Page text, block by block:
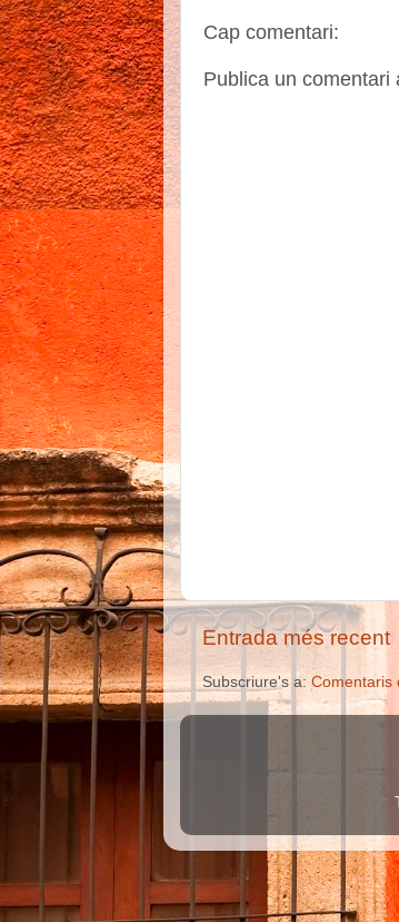
Cap comentari:
Publica un comentari
Entrada més recent
Subscriure's a: Comentaris